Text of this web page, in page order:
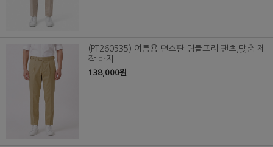
(PT260535) 여름용 면스판 링클프리 팬츠,맞춤 제
작 바지
138,000원